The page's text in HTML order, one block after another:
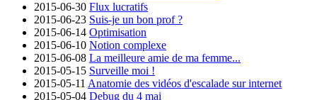
2015-06-30 Flux lucratifs
2015-06-23 Suis-je un bon prof ?
2015-06-14 Optimisation
2015-06-10 Notion complexe
2015-06-08 La meilleure amie de ma femme...
2015-05-15 Surveille moi !
2015-05-11 Anatomie des vidéos d'escalade sur internet
2015-05-04 Debug du 4 mai